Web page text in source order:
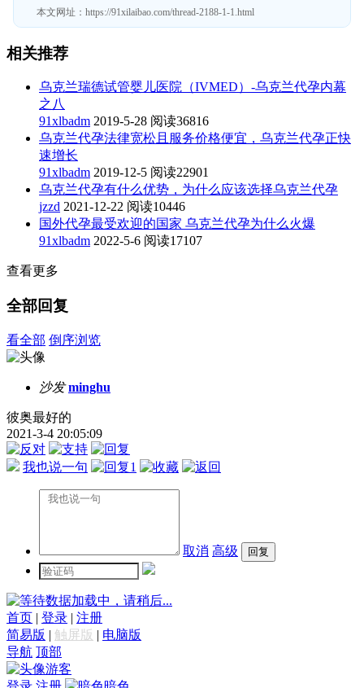
本文网址： https://91xilaibao.com/thread-2188-1-1.html
相关推荐
乌克兰瑞德试管婴儿医院（IVMED）-乌克兰代孕内幕
之八
91xlbadm 2019-5-28 阅读36816
乌克兰代孕法律宽松且服务价格便宜，乌克兰代孕正快
速增长
91xlbadm 2019-12-5 阅读22901
乌克兰代孕有什么优势，为什么应该选择乌克兰代孕
jzzd 2021-12-22 阅读10446
国外代孕最受欢迎的国家 乌克兰代孕为什么火爆
91xlbadm 2022-5-6 阅读17107
查看更多
全部回复
看全部 倒序浏览
沙发 minghu
彼奥最好的
2021-3-4 20:05:09
我也说一句 1
取消 高级
数据加载中，请稍后...
首页 | 登录 | 注册
简易版 | 触屏版 | 电脑版
导航 顶部
游客